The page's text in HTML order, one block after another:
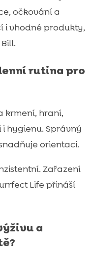
očkování a
i vhodné produkty,
rutina pro
krmení, hraní,
hygienu. Správný
orientaci.
Zařazení
Life přináší
a